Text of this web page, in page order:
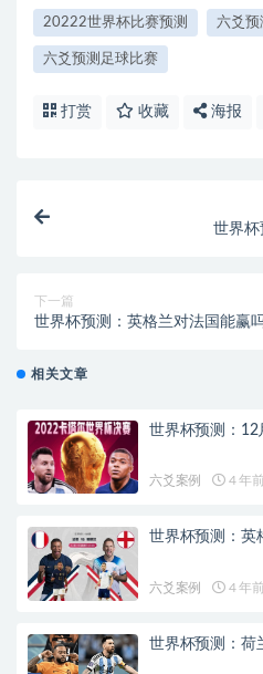
20222世界杯比赛预测 六爻
六爻预测足球比赛
打赏 收藏 海报
世界杯
下一篇
世界杯预测：英格兰对法国能赢
相关文章
世界杯预测：12
六爻案例 4 年前
世界杯预测：英
六爻案例 4 年前
世界杯预测：荷